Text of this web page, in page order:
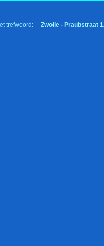
trefwoord: Zwolle - Praubstraat